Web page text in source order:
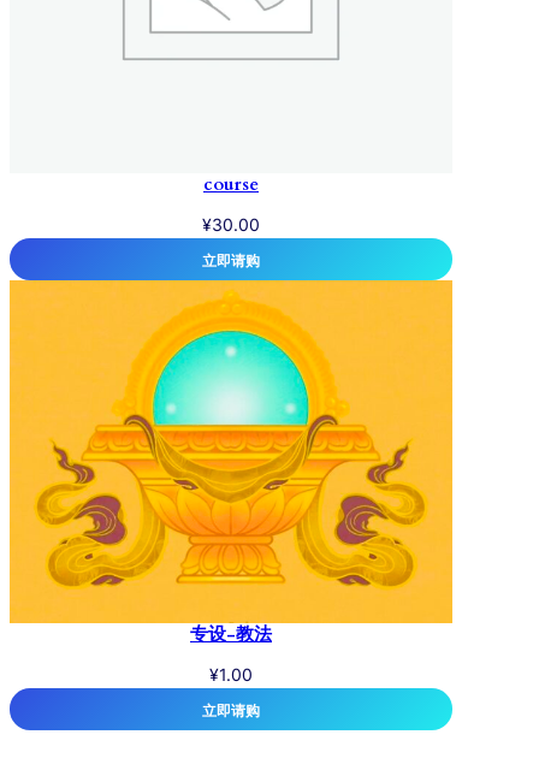
course
¥30.00
立即请购
专设-教法
¥1.00
立即请购